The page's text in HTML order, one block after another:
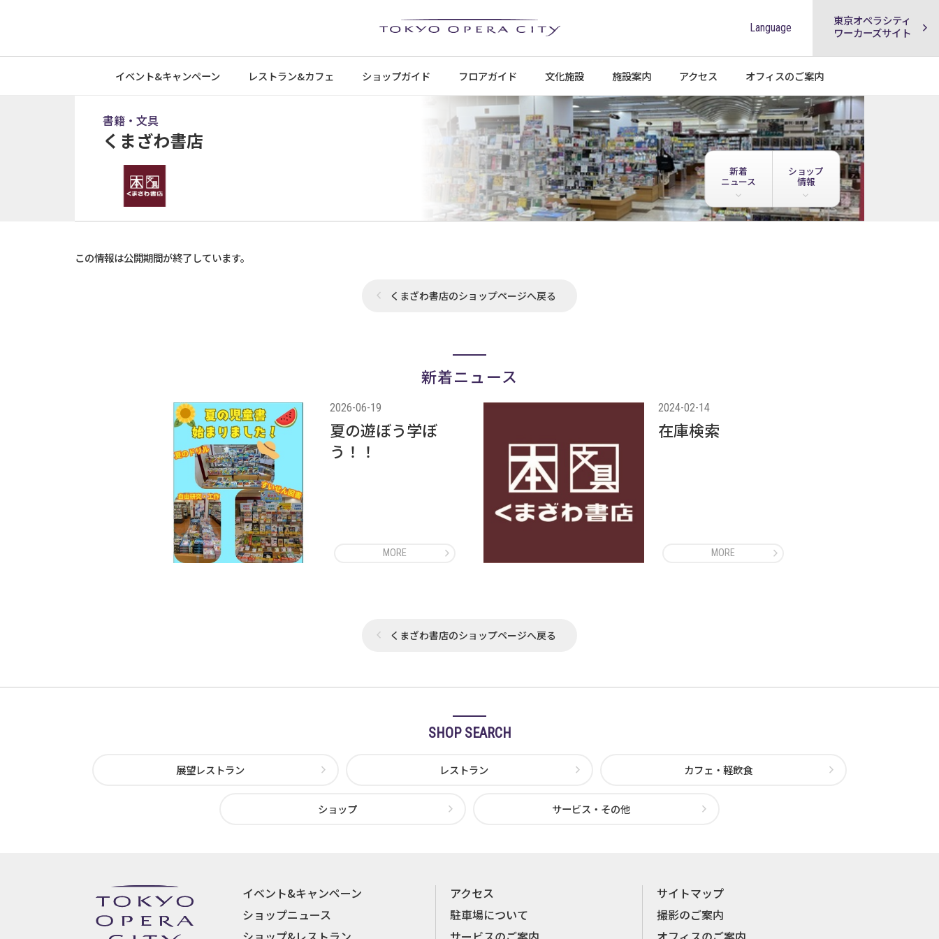
Language
東京オペラシティ
ワーカーズサイト
イベント&キャンペーン レストラン&カフェ ショップガイド フロアガイド 文化施設 施設案内 アクセス オフィスのご案内
書籍・文具
くまざわ書店
新着
ニュース
ショップ
情報
この情報は公開期間が終了しています。
くまざわ書店のショップページへ戻る
新着ニュース
2026-06-19
夏の遊ぼう学ぼ
う！！
MORE
2024-02-14
在庫検索
MORE
くまざわ書店のショップページへ戻る
SHOP SEARCH
展望レストラン レストラン カフェ・軽飲食
ショップ サービス・その他
イベント&キャンペーン
ショップニュース
アクセス
駐車場について
サイトマップ
撮影のご案内